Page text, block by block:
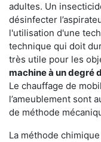
adultes. Un
désinfecter
l'utilisation d'une
technique qui doit
très utile pour les
machine à un degré
Le chauffage de
l’ameublement sont
de méthode
La méthode